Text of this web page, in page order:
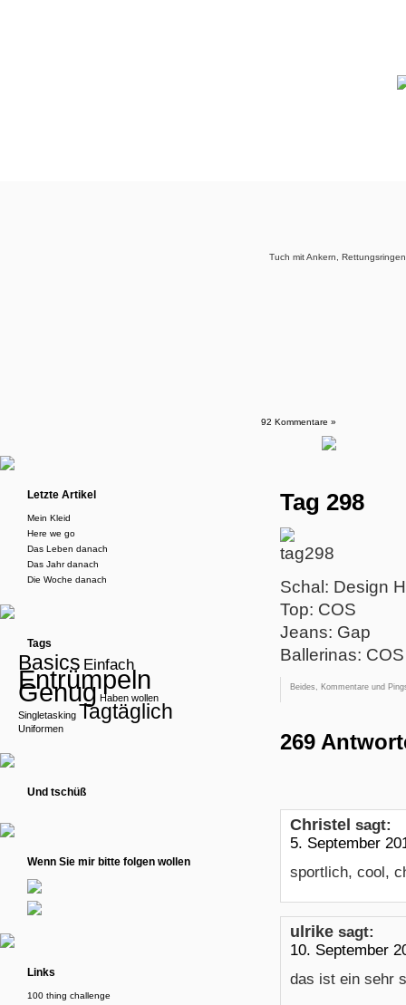
Tuch mit Ankern,
92 Kommentare »
Tag 298
Schal: Design
Top: COS
Jeans: Gap
Ballerinas: COS
Beides, Kommentare und
269
Christel sagt:
5. September
sportlich, cool,
ulrike sagt:
10. September
das ist ein sehr
Letzte Artikel
Mein Kleid
Here we go
Das Leben danach
Das Jahr danach
Die Woche danach
Tags
Basics Einfach
Entrümpeln
Genug Haben wollen
Singletasking Tagtäglich
Uniformen
Und tschüß
Wenn Sie mir bitte folgen wollen
Links
100 thing challenge